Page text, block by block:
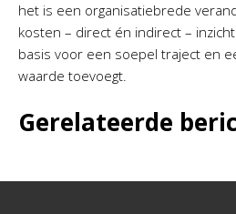
het is een organisatiebrede
kosten – direct én indirect –
basis voor een soepel traject en
waarde toevoegt.
Gerelateerde